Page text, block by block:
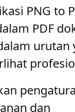
PNG to
PDF
urutan
dan